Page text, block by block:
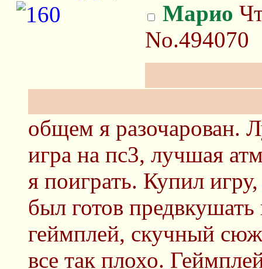
Марио
No.494070
общем я разочарован.
игра на пс3, лучшая
я поиграть. Купил
был готов
геймплей, скучный
все так плохо.